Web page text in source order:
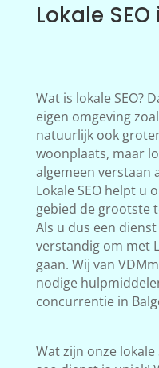
Lokale
Wat is lokale SEO?
eigen omgeving
natuurlijk ook
woonplaats, maar
algemeen verstaan
Lokale SEO helpt u
gebied de grootste
Als u dus een
verstandig om met
gaan. Wij van
nodige
concurrentie in
Wat zijn onze lokale